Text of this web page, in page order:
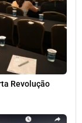
Revolução